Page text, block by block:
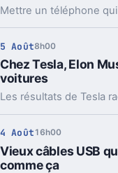
5 Août8h00
Chez Tesla, Elon
voitures
4 Août 16h00
Vieux câbles USB
comme ça